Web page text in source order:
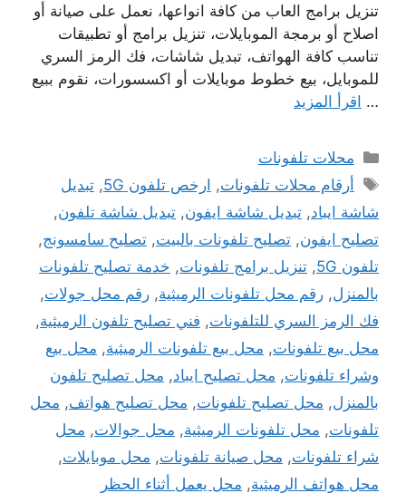
تنزيل برامج العاب من كافة انواعها، نعمل على صيانة أو
اصلاح أو برمجة الموبايلات، تنزيل برامج أو تطبيقات
تناسب كافة الهواتف، تبديل شاشات، فك الرمز السري
للموبايل، بيع خطوط موبايلات أو اكسسورات، نقوم ببيع
… اقرأ المزيد
التصنيفات
محلات تلفونات
الوسوم
أرقام محلات تلفونات, ارخص تلفون 5G ,تبديل
شاشة ايباد, تبديل شاشة ايفون, تبديل شاشة تلفون,
تصليح ايفون, تصليح تلفونات بالبيت, تصليح سامسونج,
تلفون 5G
, تنزيل برامج تلفونات, خدمة تصليح تلفونات
بالمنزل, رقم محل تلفونات الرميثية, رقم محل جولات,
فك الرمز السري للتلفونات, فني تصليح تلفون الرميثية,
محل بيع تلفونات, محل بيع تلفونات الرميثية, محل بيع
وشراء تلفونات, محل تصليح ايباد, محل تصليح تلفون
بالمنزل, محل تصليح تلفونات, محل تصليح هواتف, محل
تلفونات, محل تلفونات الرميثية, محل جوالات, محل
شراء تلفونات, محل صيانة تلفونات, محل موبايلات,
محل هواتف الرميثية, محل يعمل أثناء الحظر